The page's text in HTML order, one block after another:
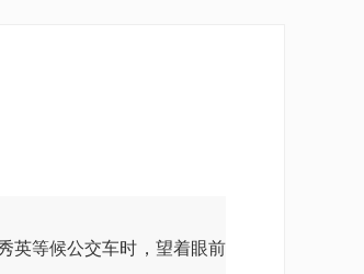
英等候公交车时，望着眼前